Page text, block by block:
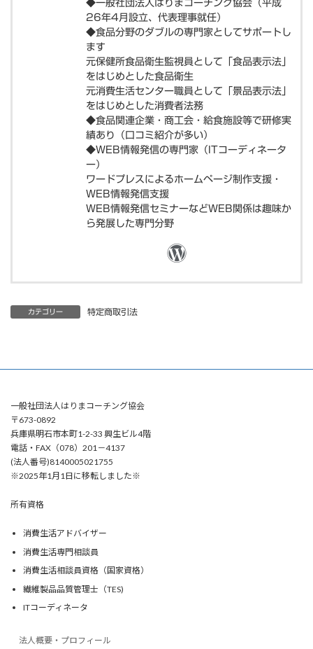
◆一般社団法人はりまコーチング協会（平成
26年4月設立、代表理事就任）
◆食品分野のダブルの専門家としてサポートし
ます
元保健所食品衛生監視員として「食品表示法」
をはじめとした食品衛生
元消費生活センター職員として「景品表示法」
をはじめとした消費者法務
◆食品関連企業・商工会・給食施設等で研修実
績あり（口コミ紹介が多い）
◆WEB情報発信の専門家（ITコーディネータ
ー）
ワードプレスによるホームページ制作支援・
WEB情報発信支援
WEB情報発信セミナーなどWEB関係は趣味か
ら発展した専門分野
カテゴリー 特定商取引法
一般社団法人はりまコーチング協会
〒673-0892
兵庫県明石市本町1-2-33 興生ビル4階
電話・FAX（078）201－4137
(法人番号)8140005021755
※2025年1月1日に移転しました※
所有資格
消費生活アドバイザー
消費生活専門相談員
消費生活相談員資格（国家資格）
繊維製品品質管理士（TES)
ITコーディネータ
法人概要・プロフィール